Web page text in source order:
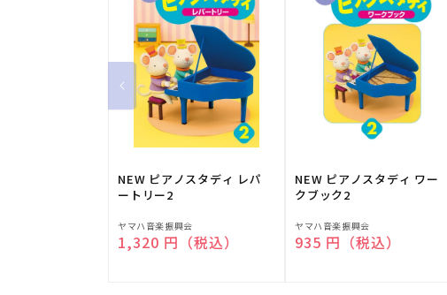
NEW ピアノスタディ レパ
ートリー2
販
売
ヤマハ音楽振興会
通常価格
1,320 円（税込）
NEW ピアノスタディ ワー
クブック2
販
売
ヤマハ音楽振興会
通常価格
935 円（税込）